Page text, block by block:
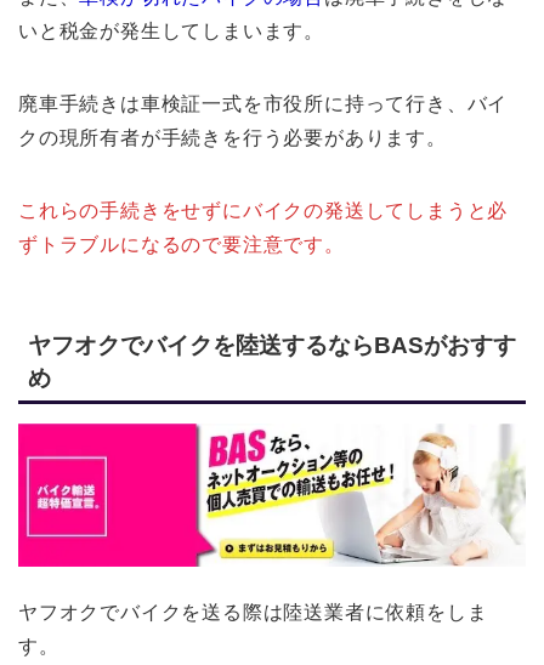
いと税金が発生してしまいます。
廃車手続きは車検証一式を市役所に持って行き、バイ
クの現所有者が手続きを行う必要があります。
これらの手続きをせずにバイクの発送してしまうと必
ずトラブルになるので要注意です。
ヤフオクでバイクを陸送するならBASがおすす
め
ヤフオクでバイクを送る際は陸送業者に依頼をしま
す。